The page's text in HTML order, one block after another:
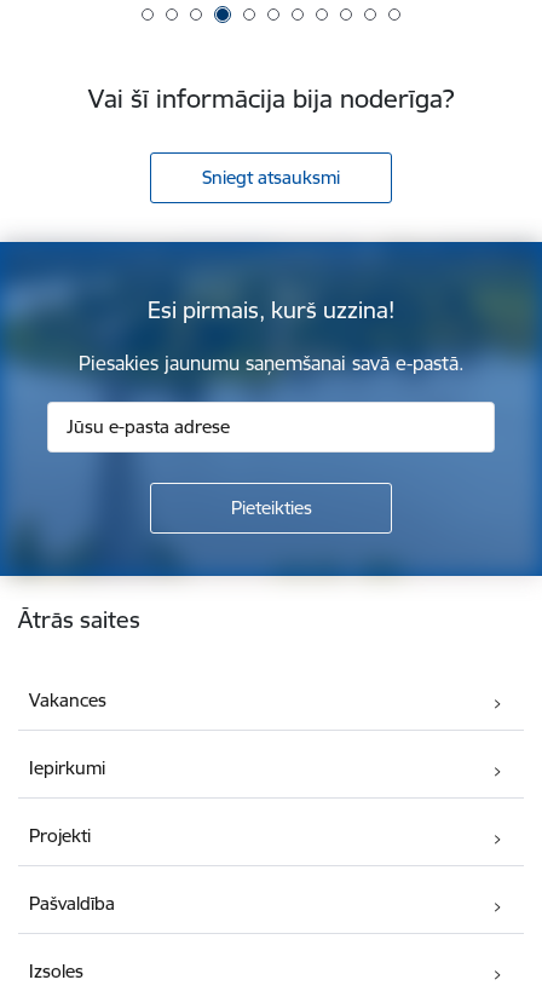
Vai šī informācija bija noderīga?
Sniegt atsauksmi
Esi pirmais, kurš uzzina!
Piesakies jaunumu saņemšanai savā e-pastā.
Kājene
Ātrās saites
Vakances
Iepirkumi
Projekti
Pašvaldība
Izsoles